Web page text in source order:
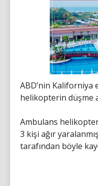
ABD’nin Kaliforniya
helikopterin düşme
Ambulans
3 kişi ağır
tarafından böyle